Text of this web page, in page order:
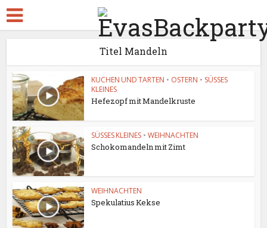
Titel Mandeln
KUCHEN UND TARTEN • OSTERN • SÜSSES
KLEINES
Hefezopf mit Mandelkruste
SÜSSES KLEINES • WEIHNACHTEN
Schokomandeln mit Zimt
WEIHNACHTEN
Spekulatius Kekse